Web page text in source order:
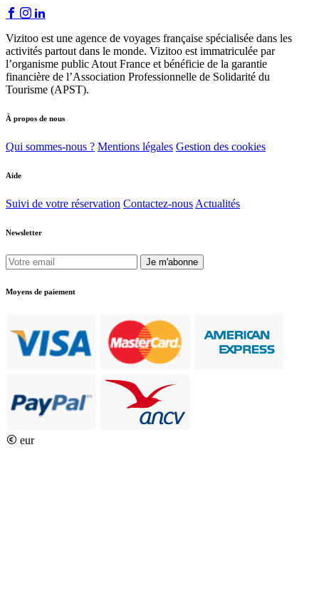
Vizitoo est une agence de voyages française spécialisée dans les
activités partout dans le monde. Vizitoo est immatriculée par
l’organisme public Atout France et bénéficie de la garantie
financière de l’Association Professionnelle de Solidarité du
Tourisme (APST).
À propos de nous
Qui sommes-nous ? Mentions légales Gestion des cookies
Aide
Suivi de votre réservation Contactez-nous Actualités
Newsletter
Je m'abonne
Moyens de paiement
eur